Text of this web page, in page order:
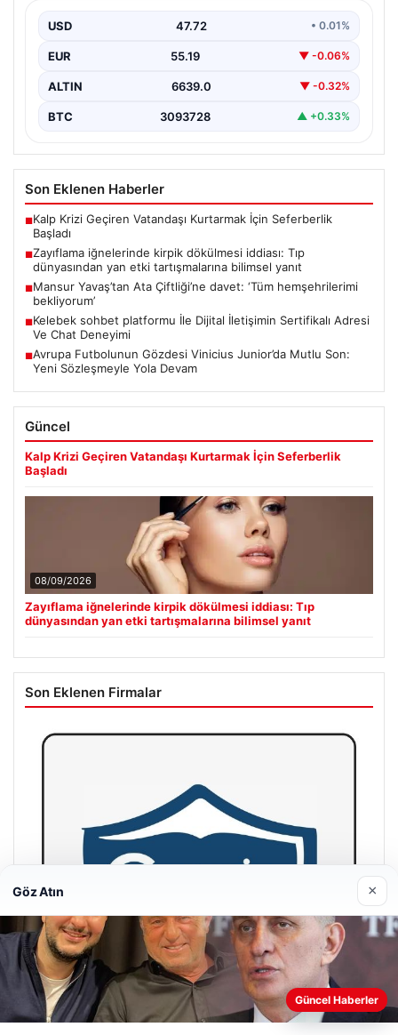
{ "title": "Zayıflama iğnelerinde kirpik dökülmesi iddiası:
USD 47.72 • 0.01%
EUR 55.19 ▼ -0.06%
ALTIN 6639.0 ▼ -0.32%
BTC 3093728 ▲ +0.33%
Son Eklenen Haberler
■Kalp Krizi Geçiren Vatandaşı Kurtarmak İçin Seferberlik
Başladı
■Zayıflama iğnelerinde kirpik dökülmesi iddiası: Tıp
dünyasından yan etki tartışmalarına bilimsel yanıt
■Mansur Yavaş’tan Ata Çiftliği’ne davet: ‘Tüm hemşehrilerimi
bekliyorum’
■Kelebek sohbet platformu İle Dijital İletişimin Sertifikalı Adresi
Ve Chat Deneyimi
■Avrupa Futbolunun Gözdesi Vinicius Junior’da Mutlu Son:
Yeni Sözleşmeyle Yola Devam
Güncel
Kalp Krizi Geçiren Vatandaşı Kurtarmak İçin Seferberlik
Başladı
08/09/2026
Zayıflama iğnelerinde kirpik dökülmesi iddiası: Tıp
dünyasından yan etki tartışmalarına bilimsel yanıt
Son Eklenen Firmalar
Web sitemizi nasıl kullandığınızı daha iyi anlayabilmek,
deneyiminizi kişiselleştirmek ve geliştirmek amacıyla çerezler
Göz Atın ×
Güncel Haberler